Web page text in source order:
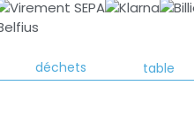
déchets
table